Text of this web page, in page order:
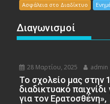
Ασφάλεια στο Διαδίκτυο
Διαγωνισμοί
28 Μαρτίου, 2025 admin
To σχολείο μας στην
διαδικτυακό
για τον Ερατοσθένη»,